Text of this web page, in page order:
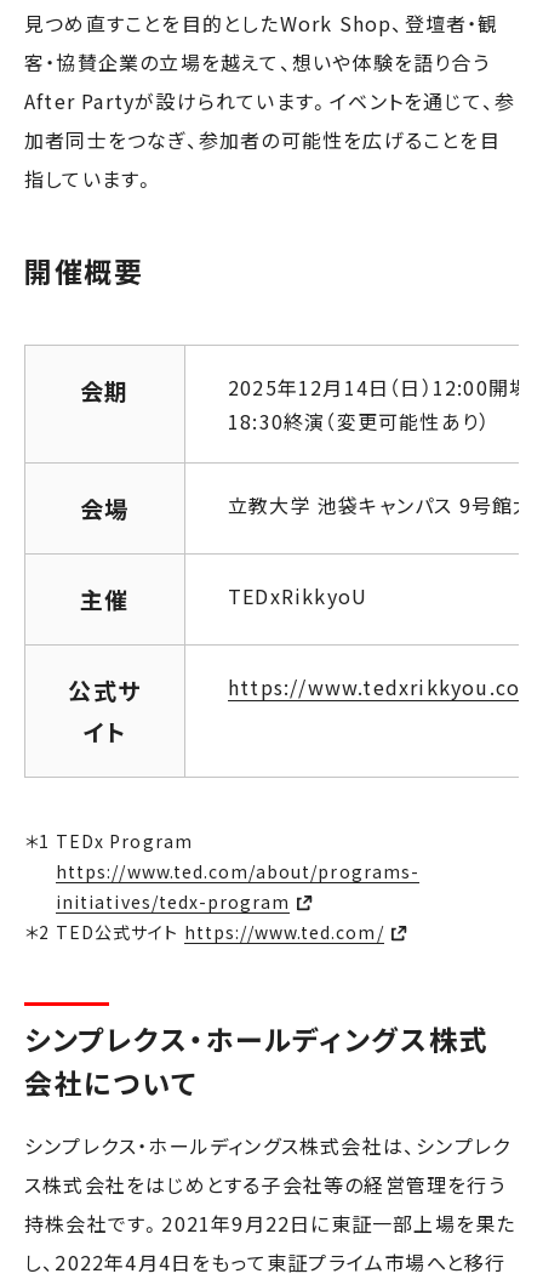
見つめ直すことを目的としたWork Shop、登壇者・観
客・協賛企業の立場を越えて、想いや体験を語り合う
After Partyが設けられています。イベントを通じて、参
加者同士をつなぎ、参加者の可能性を広げることを目
指しています。
開催概要
会期
2025年12月14日（日）12:00開場
18:30終演（変更可能性あり）
会場 立教大学 池袋キャンパス 9号館大
主催 TEDxRikkyoU
公式サ
イト
https://
TEDx Program
https://www.ted.com/about/programs-
initiatives/tedx-program
TED公式サイト https://www.ted.com/
シンプレクス・ホールディングス株式
会社について
シンプレクス・ホールディングス株式会社は、シンプレク
ス株式会社をはじめとする子会社等の経営管理を行う
持株会社です。2021年9月22日に東証一部上場を果た
し、2022年4月4日をもって東証プライム市場へと移行